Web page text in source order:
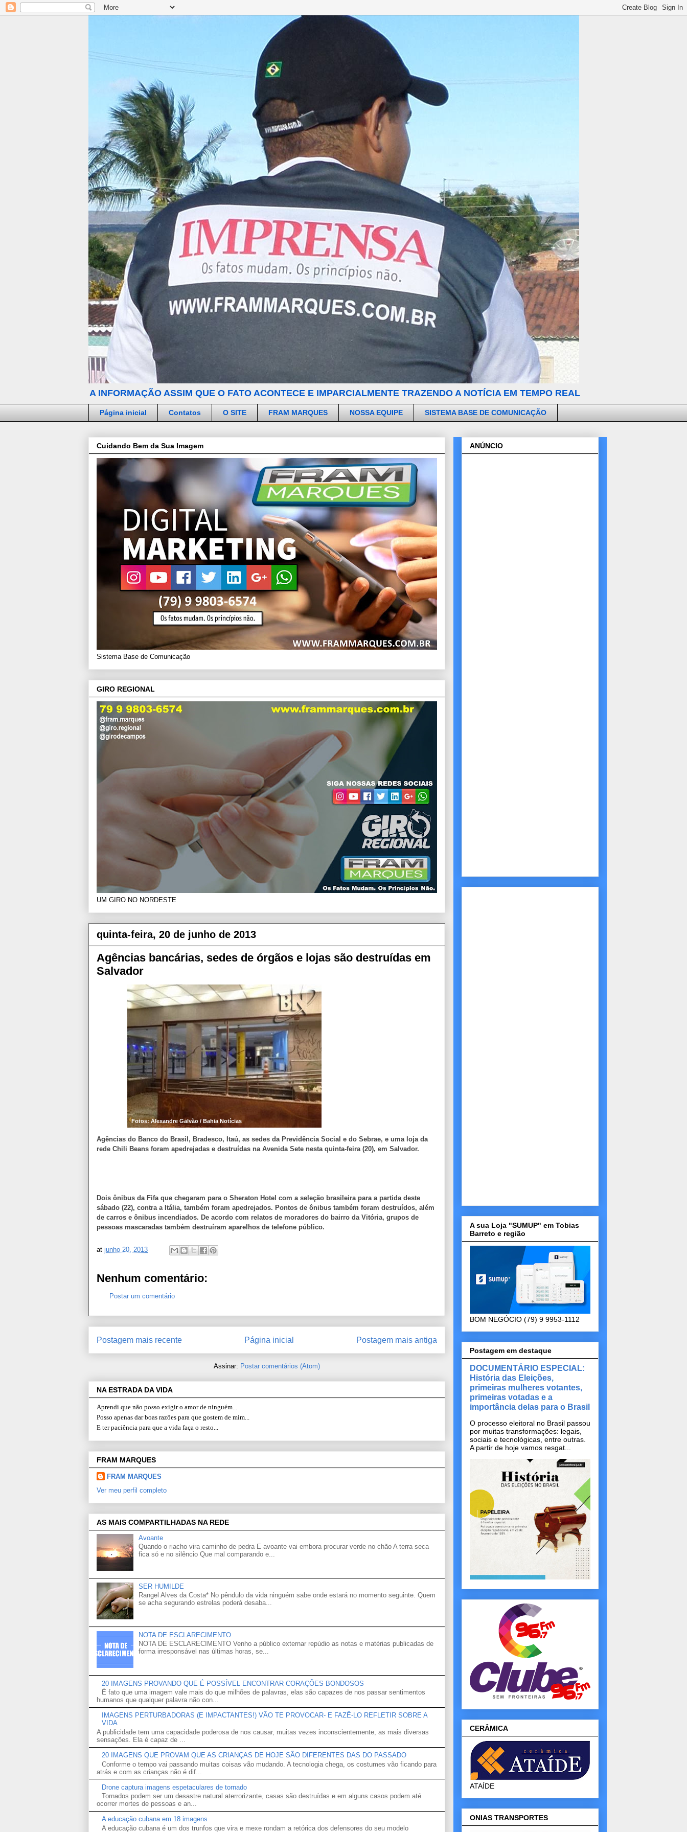
A INFORMAÇÃO ASSIM QUE O FATO ACONTECE E IMPARCIALMENTE TRAZENDO A NOTÍCIA EM TEMPO REAL
Página inicial Contatos O SITE FRAM MARQUES NOSSA EQUIPE SISTEMA BASE DE COMUNICAÇÃO
Cuidando Bem da Sua Imagem
Sistema Base de Comunicação
GIRO REGIONAL
UM GIRO NO NORDESTE
quinta-feira, 20 de junho de 2013
Agências bancárias, sedes de órgãos e lojas são destruídas em
Salvador
Fotos: Alexandre Galvão / Bahia Notícias
Agências do Banco do Brasil, Bradesco, Itaú, as sedes da Previdência Social e do Sebrae, e uma loja da
rede Chili Beans foram apedrejadas e destruídas na Avenida Sete nesta quinta-feira (20), em Salvador.
Dois ônibus da Fifa que chegaram para o Sheraton Hotel com a seleção brasileira para a partida deste
sábado (22), contra a Itália, também foram apedrejados. Pontos de ônibus também foram destruídos, além
de carros e ônibus incendiados. De acordo com relatos de moradores do bairro da Vitória, grupos de
pessoas mascaradas também destruíram aparelhos de telefone público.
at junho 20, 2013
Nenhum comentário:
Postar um comentário
Postagem mais recente Postagem mais antiga
Página inicial
Assinar: Postar comentários (Atom)
NA ESTRADA DA VIDA
Aprendi que não posso exigir o amor de ninguém...
Posso apenas dar boas razões para que gostem de mim...
E ter paciência para que a vida faça o resto...
FRAM MARQUES
FRAM MARQUES
Ver meu perfil completo
AS MAIS COMPARTILHADAS NA REDE
Avoante
Quando o riacho vira caminho de pedra E avoante vai embora procurar verde no chão A terra seca
fica só e no silêncio Que mal comparando e...
SER HUMILDE
Rangel Alves da Costa* No pêndulo da vida ninguém sabe onde estará no momento seguinte. Quem
se acha segurando estrelas poderá desaba...
NOTA DE ESCLARECIMENTO
NOTA DE ESCLARECIMENTO Venho a público externar repúdio as notas e matérias publicadas de
forma irresponsável nas últimas horas, se...
20 IMAGENS PROVANDO QUE É POSSÍVEL ENCONTRAR CORAÇÕES BONDOSOS
É fato que uma imagem vale mais do que milhões de palavras, elas são capazes de nos passar sentimentos
humanos que qualquer palavra não con...
IMAGENS PERTURBADORAS (E IMPACTANTES!) VÃO TE PROVOCAR- E FAZÊ-LO REFLETIR SOBRE A
VIDA
A publicidade tem uma capacidade poderosa de nos causar, muitas vezes inconscientemente, as mais diversas
sensações. Ela é capaz de ...
20 IMAGENS QUE PROVAM QUE AS CRIANÇAS DE HOJE SÃO DIFERENTES DAS DO PASSADO
Conforme o tempo vai passando muitas coisas vão mudando. A tecnologia chega, os costumes vão ficando para
atrás e com as crianças não é dif...
Drone captura imagens espetaculares de tornado
Tornados podem ser um desastre natural aterrorizante, casas são destruídas e em alguns casos podem até
ocorrer mortes de pessoas e an...
A educação cubana em 18 imagens
A educação cubana é um dos trunfos que vira e mexe rondam a retórica dos defensores do seu modelo
ANÚNCIO
A sua Loja "SUMUP" em Tobias
Barreto e região
BOM NEGÓCIO (79) 9 9953-1112
Postagem em destaque
DOCUMENTÁRIO ESPECIAL:
História das Eleições,
primeiras mulheres votantes,
primeiras votadas e a
importância delas para o Brasil
O processo eleitoral no Brasil passou
por muitas transformações: legais,
sociais e tecnológicas, entre outras.
A partir de hoje vamos resgat...
CERÂMICA
ATAÍDE
ONIAS TRANSPORTES